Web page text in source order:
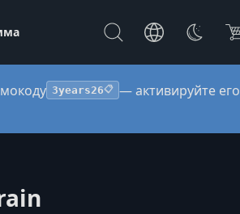
3years26📋 — активируйте его